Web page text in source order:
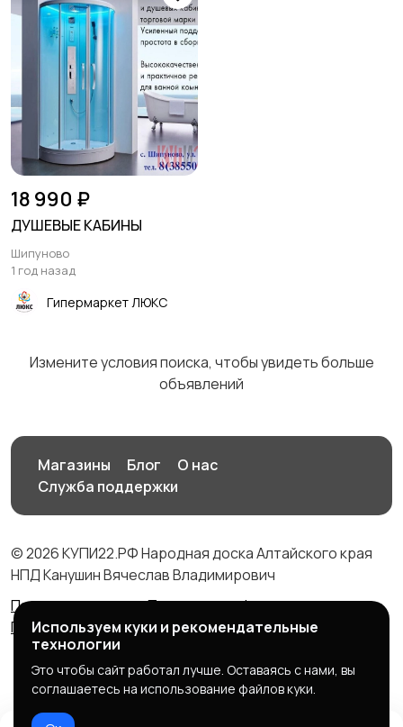
18 990 ₽
ДУШЕВЫЕ КАБИНЫ
Шипуново
1 год назад
Гипермаркет ЛЮКС
Измените условия поиска, чтобы увидеть больше
объявлений
Магазины Блог
О нас
Служба поддержки
© 2026 КУПИ22.РФ Народная доска Алтайского края
НПД Канушин Вячеслав Владимирович
Правила сервиса
Политика конфиденциальности
Политика использования cookie
Используем куки и рекомендательные
технологии
Это чтобы сайт работал лучше. Оставаясь с нами, вы
соглашаетесь на использование файлов куки.